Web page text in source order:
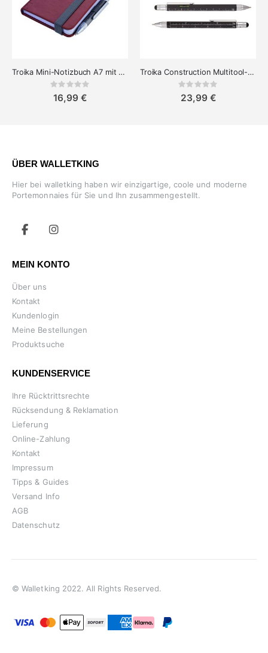
Troika Mini-Notizbuch A7 mit stift
Rating:
16,99 €
Troika Construction Multitool-Stift – Werkzeugstift
Rating:
23,99 €
ÜBER WALLETKING
Hier bei walletking haben wir einzigartige, coole und moderne
Portemonnaies für Sie und Ihn zusammengestellt.
MEIN KONTO
Über uns
Kontakt
Kundenlogin
Meine Bestellungen
Produktsuche
KUNDENSERVICE
Ihre Rücktrittsrechte
Rücksendung & Reklamation
Lieferung
Online-Zahlung
Kontakt
Impressum
Tipps & Guides
Versand Info
AGB
Datenschutz
© Walletking 2022. All Rights Reserved.